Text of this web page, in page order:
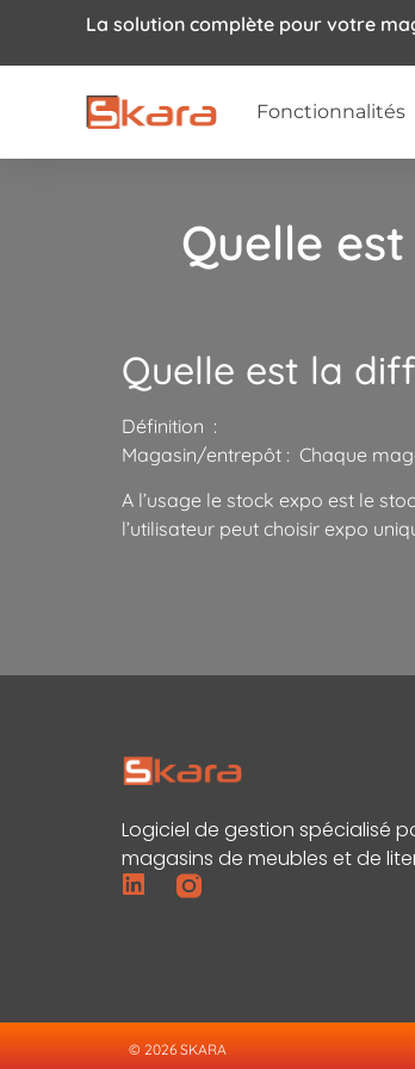
La solution complète pour votre
Fonctionnalités
Quelle
Quelle est la
Définition :
Magasin/entrepôt : Chaque
A l’usage le stock expo est le
l’utilisateur peut choisir expo
Logiciel de gestion spécialisé
magasins de meubles et de
© 2026 SKARA